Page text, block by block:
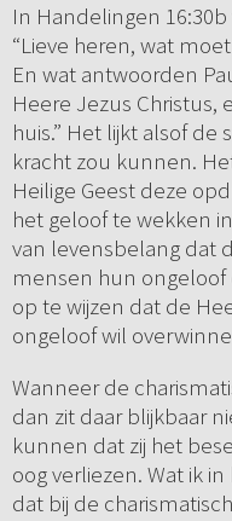
In Handelingen
“Lieve heren, wat
En wat antwoorden
Heere Jezus Christus,
huis.” Het lijkt alsof de
kracht zou kunnen.
Heilige Geest deze
het geloof te wekken
van levensbelang dat
mensen hun ongeloof
op te wijzen dat de
ongeloof wil
Wanneer de
dan zit daar blijkbaar
kunnen dat zij het
oog verliezen. Wat ik
dat bij de